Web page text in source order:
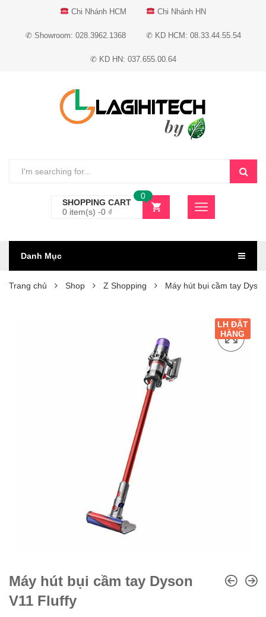
Chi Nhánh HCM Chi Nhánh HN
✆ Showroom: 028.3962.1368 ✆ KD HCM: 08.33.44.55.54
✆ KD HN: 037.655.00.64
SHOPPING CART
0 item(s) -0 ₫
0
Danh Mục
Trang chủ Shop Z Shopping Máy hút bụi cầm tay
LH ĐẶT
HÀNG
Máy hút bụi cầm tay Dyson
V11 Fluffy